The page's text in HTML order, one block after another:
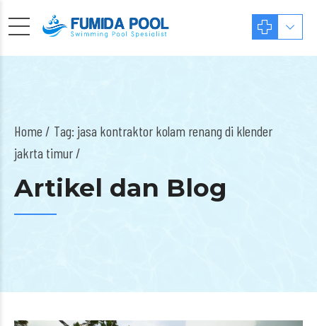
Home
Tag: jasa kontraktor kolam renang di klender
jakrta timur /
Artikel dan Blog